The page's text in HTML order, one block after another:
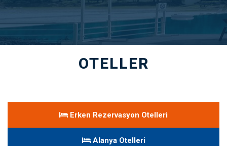
OTELLER
Erken Rezervasyon Otelleri
Alanya Otelleri